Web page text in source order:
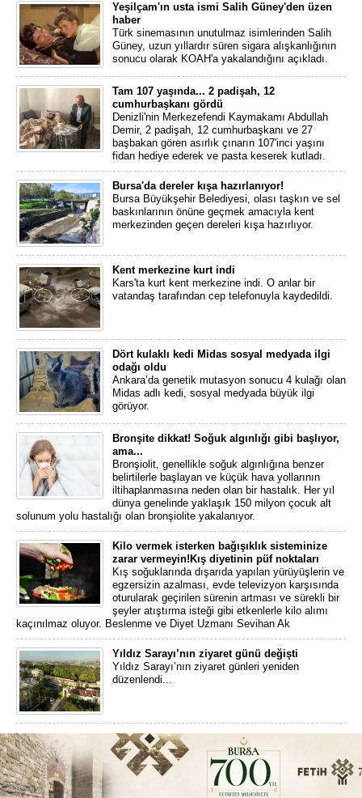
Yeşilçam'ın usta ismi Salih Güney'den üzen
haber
Türk sinemasının unutulmaz isimlerinden Salih
Güney, uzun yıllardır süren sigara alışkanlığının
sonucu olarak KOAH'a yakalandığını açıkladı.
Tam 107 yaşında... 2 padişah, 12
cumhurbaşkanı gördü
Denizli'nin Merkezefendi Kaymakamı Abdullah
Demir, 2 padişah, 12 cumhurbaşkanı ve 27
başbakan gören asırlık çınarın 107'inci yaşını
fidan hediye ederek ve pasta keserek kutladı.
Bursa'da dereler kışa hazırlanıyor!
Bursa Büyükşehir Belediyesi, olası taşkın ve sel
baskınlarının önüne geçmek amacıyla kent
merkezinden geçen dereleri kışa hazırlıyor.
Kent merkezine kurt indi
Kars'ta kurt kent merkezine indi. O anlar bir
vatandaş tarafından cep telefonuyla kaydedildi.
Dört kulaklı kedi Midas sosyal medyada ilgi
odağı oldu
Ankara’da genetik mutasyon sonucu 4 kulağı olan
Midas adlı kedi, sosyal medyada büyük ilgi
görüyor.
Bronşite dikkat! Soğuk algınlığı gibi başlıyor,
ama...
Bronşiolit, genellikle soğuk algınlığına benzer
belirtilerle başlayan ve küçük hava yollarının
iltihaplanmasına neden olan bir hastalık. Her yıl
dünya genelinde yaklaşık 150 milyon çocuk alt
solunum yolu hastalığı olan bronşiolite yakalanıyor.
Kilo vermek isterken bağışıklık sisteminize
zarar vermeyin!Kış diyetinin püf noktaları
Kış soğuklarında dışarıda yapılan yürüyüşlerin ve
egzersizin azalması, evde televizyon karşısında
oturularak geçirilen sürenin artması ve sürekli bir
şeyler atıştırma isteği gibi etkenlerle kilo alımı
kaçınılmaz oluyor. Beslenme ve Diyet Uzmanı Sevihan Ak
Yıldız Sarayı’nın ziyaret günü değişti
Yıldız Sarayı’nın ziyaret günleri yeniden
düzenlendi...